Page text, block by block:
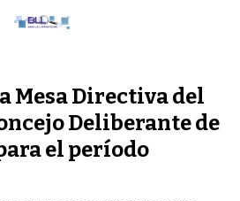
Mesa Directiva del
Deliberante de
el período